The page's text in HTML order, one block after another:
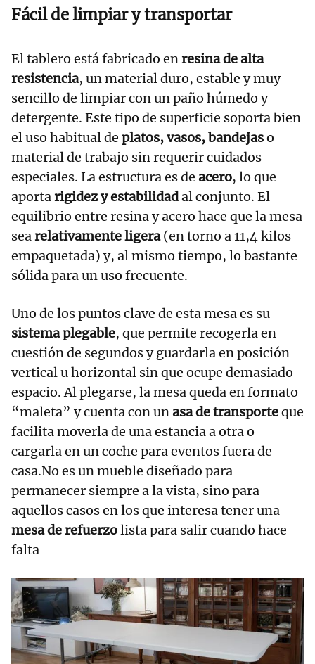
Fácil de limpiar y transportar
El tablero está fabricado enresina de alta
resistencia, un material duro, estable y muy
sencillo de limpiar con un paño húmedo y
detergente. Este tipo de superficie soporta bien
el uso habitual de platos, vasos, bandejaso
material de trabajo sin requerir cuidados
especiales. La estructura es de acero, lo que
aportarigidez y estabilidadal conjunto. El
equilibrio entre resina y acero hace que la mesa
searelativamente ligera(en torno a 11,4 kilos
empaquetada) y, al mismo tiempo, lo bastante
sólida para un uso frecuente.
Uno de los puntos clave de esta mesa es su
sistema plegable, que permite recogerla en
cuestión de segundos y guardarla en posición
vertical u horizontal sin que ocupe demasiado
espacio. Al plegarse, la mesa queda en formato
“maleta” y cuenta con unasa de transporteque
facilita moverla de una estancia a otra o
cargarla en un coche para eventos fuera de
casa.No es un mueble diseñado para
permanecer siempre a la vista, sino para
aquellos casos en los que interesa tener una
mesa de refuerzolista para salir cuando hace
falta